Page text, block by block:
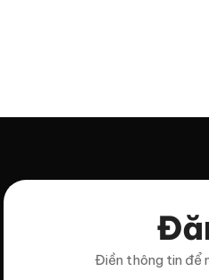
Điền thông tin để